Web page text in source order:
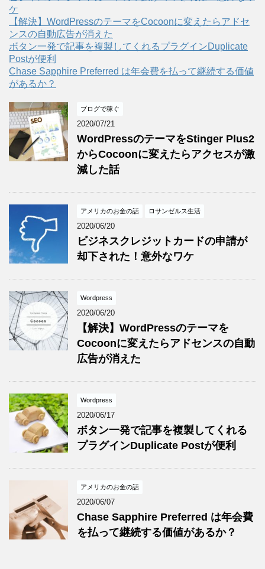
ケ
【解決】WordPressのテーマをCocoonに変えたらアドセ
ンスの自動広告が消えた
ボタン一発で記事を複製してくれるプラグインDuplicate
Postが便利
Chase Sapphire Preferred は年会費を払って継続する価値
があるか？
ブログで稼ぐ
2020/07/21
WordPressのテーマをStinger Plus2
からCocoonに変えたらアクセスが激
減した話
アメリカのお金の話 ロサンゼルス生活
2020/06/20
ビジネスクレジットカードの申請が
却下された！意外なワケ
Wordpress
2020/06/20
【解決】WordPressのテーマを
Cocoonに変えたらアドセンスの自動
広告が消えた
Wordpress
2020/06/17
ボタン一発で記事を複製してくれる
プラグインDuplicate Postが便利
アメリカのお金の話
2020/06/07
Chase Sapphire Preferred は年会費
を払って継続する価値があるか？